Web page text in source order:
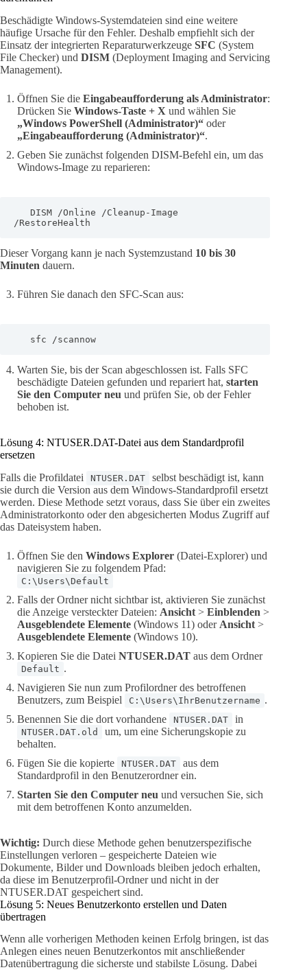
Beschädigte Windows-Systemdateien sind eine weitere
häufige Ursache für den Fehler. Deshalb empfiehlt sich der
Einsatz der integrierten Reparaturwerkzeuge SFC (System
File Checker) und DISM (Deployment Imaging and Servicing
Management).
Öffnen Sie die Eingabeaufforderung als Administrator:
Drücken Sie Windows-Taste + X und wählen Sie
„Windows PowerShell (Administrator)“ oder
„Eingabeaufforderung (Administrator)“.
Geben Sie zunächst folgenden DISM-Befehl ein, um das
Windows-Image zu reparieren:
/RestoreHealth
Dieser Vorgang kann je nach Systemzustand 10 bis 30
Minuten dauern.
Führen Sie danach den SFC-Scan aus:
   sfc /scannow
Warten Sie, bis der Scan abgeschlossen ist. Falls SFC
beschädigte Dateien gefunden und repariert hat, starten
Sie den Computer neu und prüfen Sie, ob der Fehler
behoben ist.
Lösung 4: NTUSER.DAT-Datei aus dem Standardprofil
ersetzen
Falls die Profildatei
NTUSER.DAT
selbst beschädigt ist, kann
sie durch die Version aus dem Windows-Standardprofil ersetzt
werden. Diese Methode setzt voraus, dass Sie über ein zweites
Administratorkonto oder den abgesicherten Modus Zugriff auf
das Dateisystem haben.
Öffnen Sie den Windows Explorer (Datei-Explorer) und
navigieren Sie zu folgendem Pfad:
C:\Users\Default
Falls der Ordner nicht sichtbar ist, aktivieren Sie zunächst
die Anzeige versteckter Dateien: Ansicht > Einblenden >
Ausgeblendete Elemente (Windows 11) oder Ansicht >
Ausgeblendete Elemente (Windows 10).
Kopieren Sie die Datei NTUSER.DAT aus dem Ordner
Default .
Navigieren Sie nun zum Profilordner des betroffenen
Benutzers, zum Beispiel
C:\Users\IhrBenutzername .
Benennen Sie die dort vorhandene
NTUSER.DAT in
NTUSER.DAT.old
um, um eine Sicherungskopie zu
behalten.
Fügen Sie die kopierte
NTUSER.DAT
aus dem
Standardprofil in den Benutzerordner ein.
Starten Sie den Computer neu und versuchen Sie, sich
mit dem betroffenen Konto anzumelden.
Wichtig: Durch diese Methode gehen benutzerspezifische
Einstellungen verloren – gespeicherte Dateien wie
Dokumente, Bilder und Downloads bleiben jedoch erhalten,
da diese im Benutzerprofil-Ordner und nicht in der
NTUSER.DAT gespeichert sind.
Lösung 5: Neues Benutzerkonto erstellen und Daten
übertragen
Wenn alle vorherigen Methoden keinen Erfolg bringen, ist das
Anlegen eines neuen Benutzerkontos mit anschließender
Datenübertragung die sicherste und stabilste Lösung. Dabei